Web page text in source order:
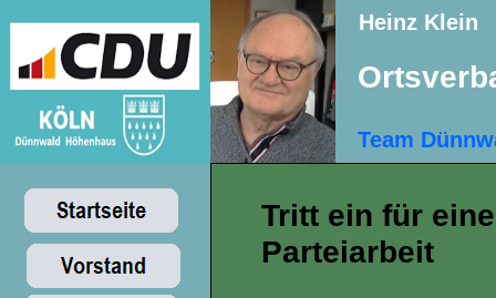
Tritt ein für
Parteiarbeit
Heinz Klein
Team